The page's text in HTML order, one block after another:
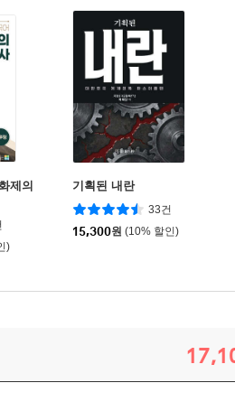
제의
)
기획된 내란
33건
15,300원 (10% 할인)